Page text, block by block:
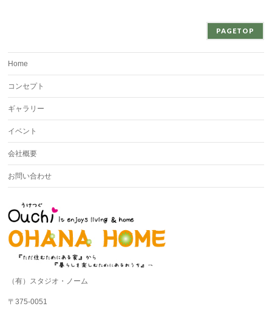
PAGETOP
Home
コンセプト
ギャラリー
イベント
会社概要
お問い合わせ
（有）スタジオ・ノーム
〒375-0051